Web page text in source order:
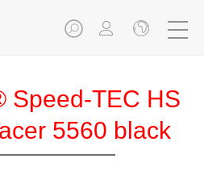
Speed-TEC HS
5560 black